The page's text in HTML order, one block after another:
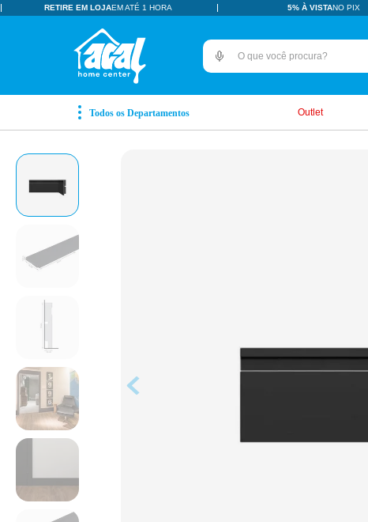
RETIRE EM LOJAEM ATÉ 1 HORA 5% À VISTANO PIX
O que você procura?
Outlet
TERMOS MAIS BUSCADOS
pisos revestimentos
2º ceramica
3º tinta
º porcelanato
5º revestimento
pia
º vaso sanitário
18l